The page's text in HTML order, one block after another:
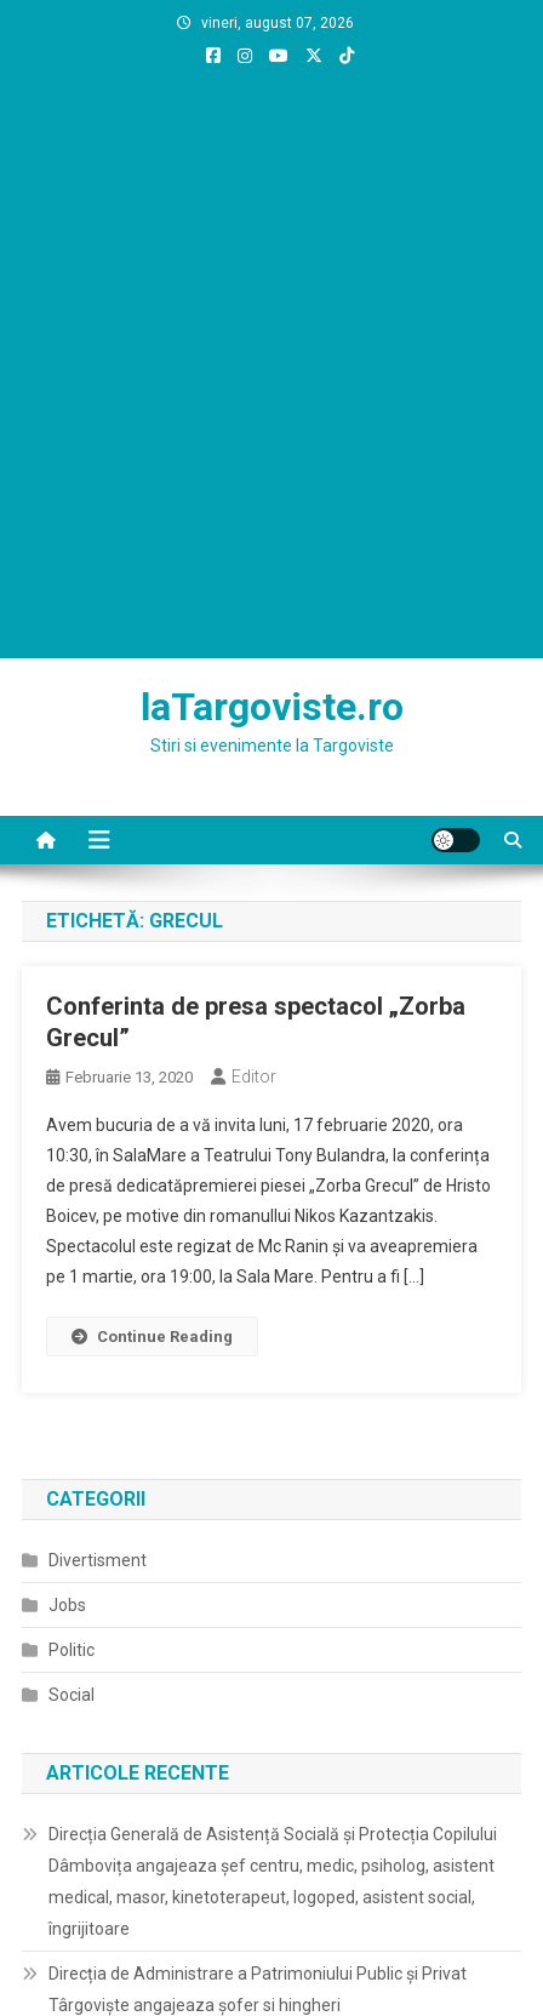
vineri, august 07, 2026
laTargoviste.ro
Stiri si evenimente la Targoviste
ETICHETĂ: GRECUL
Conferinta de presa spectacol „Zorba
Grecul”
Februarie 13, 2020 Editor
Avem bucuria de a vă invita luni, 17 februarie 2020, ora
10:30, în SalaMare a Teatrului Tony Bulandra, la conferința
de presă dedicatăpremierei piesei „Zorba Grecul” de Hristo
Boicev, pe motive din romanullui Nikos Kazantzakis.
Spectacolul este regizat de Mc Ranin și va aveapremiera
pe 1 martie, ora 19:00, la Sala Mare. Pentru a fi […]
Continue Reading
CATEGORII
Divertisment
Jobs
Politic
Social
ARTICOLE RECENTE
Direcția Generală de Asistență Socială și Protecția Copilului
Dâmbovița angajeaza șef centru, medic, psiholog, asistent
medical, masor, kinetoterapeut, logoped, asistent social,
îngrijitoare
Direcția de Administrare a Patrimoniului Public și Privat
Târgoviște angajeaza șofer si hingheri